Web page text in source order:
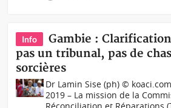
Info
Gambie :
pas un tribunal, pas de
sorcières
Dr Lamin Sise (ph) ©
2019 – La mission de la